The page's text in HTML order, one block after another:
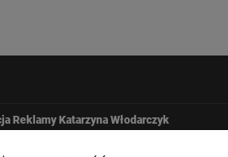
Reklamy Katarzyna Włodarczyk
Żbicka 161